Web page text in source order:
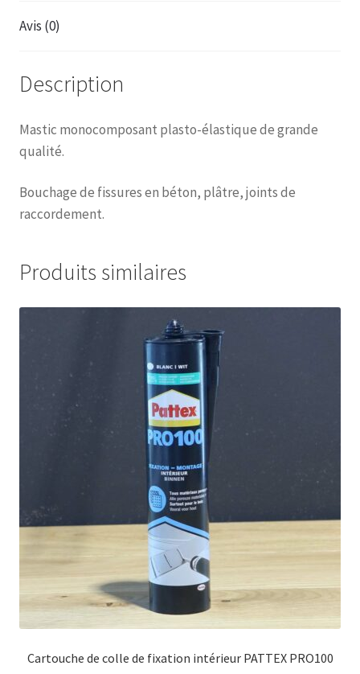
Avis (0)
Description
Mastic monocomposant plasto-élastique de grande
qualité.
Bouchage de fissures en béton, plâtre, joints de
raccordement.
Produits similaires
Cartouche de colle de fixation intérieur PATTEX PRO100